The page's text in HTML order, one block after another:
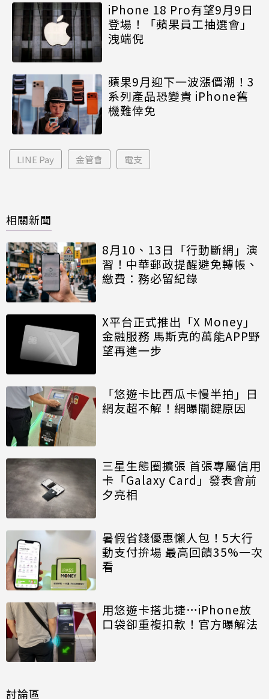
iPhone 18 Pro有望9月9日
登場！「蘋果員工抽選會」
洩端倪
蘋果9月迎下一波漲價潮！3
系列產品恐變貴 iPhone舊
機難倖免
LINE Pay 金管會 電支
相關新聞
8月10、13日「行動斷網」演
習！中華郵政提醒避免轉帳、
繳費：務必留紀錄
X平台正式推出「X Money」
金融服務 馬斯克的萬能APP野
望再進一步
「悠遊卡比西瓜卡慢半拍」日
網友超不解！網曝關鍵原因
三星生態圈擴張 首張專屬信用
卡「Galaxy Card」發表會前
夕亮相
暑假省錢優惠懶人包！5大行
動支付拚場 最高回饋35%一次
看
用悠遊卡搭北捷…iPhone放
口袋卻重複扣款！官方曝解法
討論區